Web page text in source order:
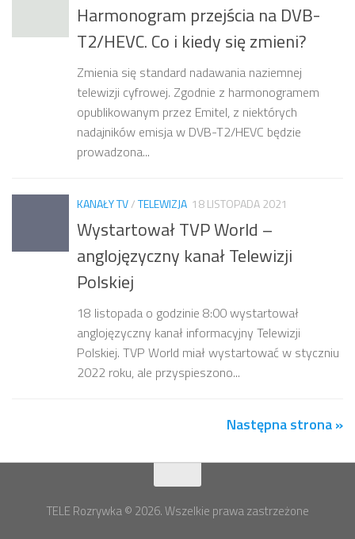
Harmonogram przejścia na DVB-
T2/HEVC. Co i kiedy się zmieni?
Zmienia się standard nadawania naziemnej
telewizji cyfrowej. Zgodnie z harmonogramem
opublikowanym przez Emitel, z niektórych
nadajników emisja w DVB-T2/HEVC będzie
prowadzona...
KANAŁY TV/TELEWIZJA 18 LISTOPADA 2021
Wystartował TVP World –
anglojęzyczny kanał Telewizji
Polskiej
18 listopada o godzinie 8:00 wystartował
anglojęzyczny kanał informacyjny Telewizji
Polskiej. TVP World miał wystartować w styczniu
2022 roku, ale przyspieszono...
Następna strona »
TELE Rozrywka © 2026. Wszelkie prawa zastrzeżone